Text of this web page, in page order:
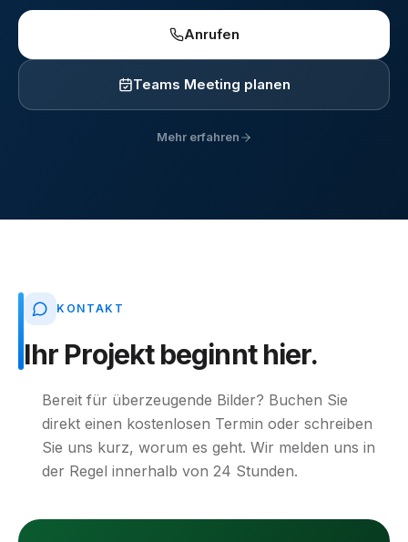
Anrufen
Teams Meeting planen
Mehr erfahren
KONTAKT
Ihr Projekt beginnt hier.
Bereit für überzeugende Bilder? Buchen Sie
direkt einen kostenlosen Termin oder schreiben
Sie uns kurz, worum es geht. Wir melden uns in
der Regel innerhalb von 24 Stunden.